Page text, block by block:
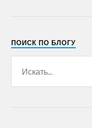
ПОИСК ПО БЛОГУ